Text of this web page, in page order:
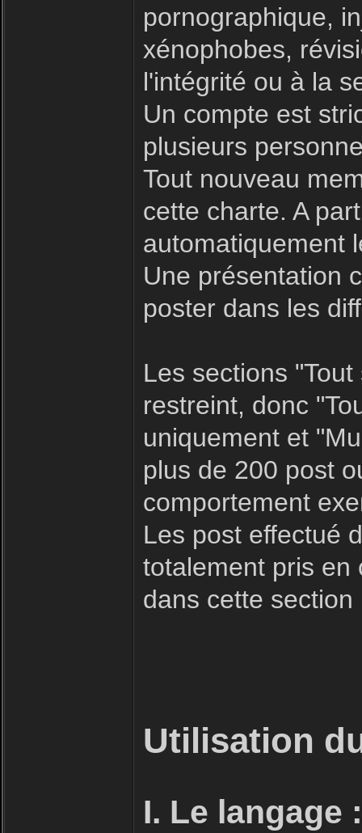
pornographique,
xénophobes,
l'intégrité ou à la
Un compte est
plusieurs
Tout nouveau
cette charte. A
automatiquement
Une présentation
poster dans les
Les sections
restreint, donc
uniquement et
plus de 200 post
comportement
Les post effectué
totalement pris en
dans cette
Utilisation
I. Le langage :